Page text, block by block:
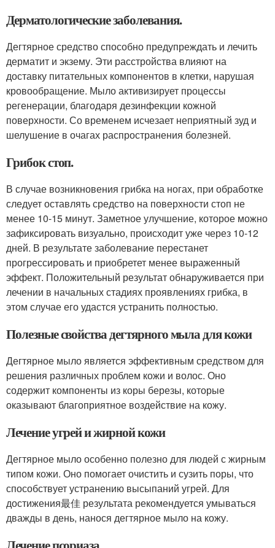
Дерматологические заболевания.
Дегтярное средство способно предупреждать и лечить
дерматит и экзему. Эти расстройства влияют на
доставку питательных компонентов в клетки, нарушая
кровообращение. Мыло активизирует процессы
регенерации, благодаря дезинфекции кожной
поверхности. Со временем исчезает неприятный зуд и
шелушение в очагах распространения болезней.
Грибок стоп.
В случае возникновения грибка на ногах, при обработке
следует оставлять средство на поверхности стоп не
менее 10-15 минут. Заметное улучшение, которое можно
зафиксировать визуально, происходит уже через 10-12
дней. В результате заболевание перестанет
прогрессировать и приобретет менее выраженный
эффект. Положительный результат обнаруживается при
лечении в начальных стадиях проявлениях грибка, в
этом случае его удастся устранить полностью.
Полезные свойства дегтярного мыла для кожи
Дегтярное мыло является эффективным средством для
решения различных проблем кожи и волос. Оно
содержит компоненты из коры березы, которые
оказывают благоприятное воздействие на кожу.
Лечение угрей и жирной кожи
Дегтярное мыло особенно полезно для людей с жирным
типом кожи. Оно помогает очистить и сузить поры, что
способствует устранению высыпаний угрей. Для
достижения最佳 результата рекомендуется умываться
дважды в день, нанося дегтярное мыло на кожу.